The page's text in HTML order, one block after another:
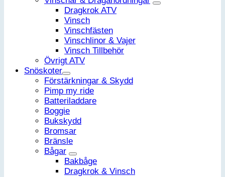
Dragkrok ATV
Vinsch
Vinschfästen
Vinschlinor & Vajer
Vinsch Tillbehör
Övrigt ATV
Snöskoter
Förstärkningar & Skydd
Pimp my ride
Batteriladdare
Boggie
Bukskydd
Bromsar
Bränsle
Bågar
Bakbåge
Dragkrok & Vinsch